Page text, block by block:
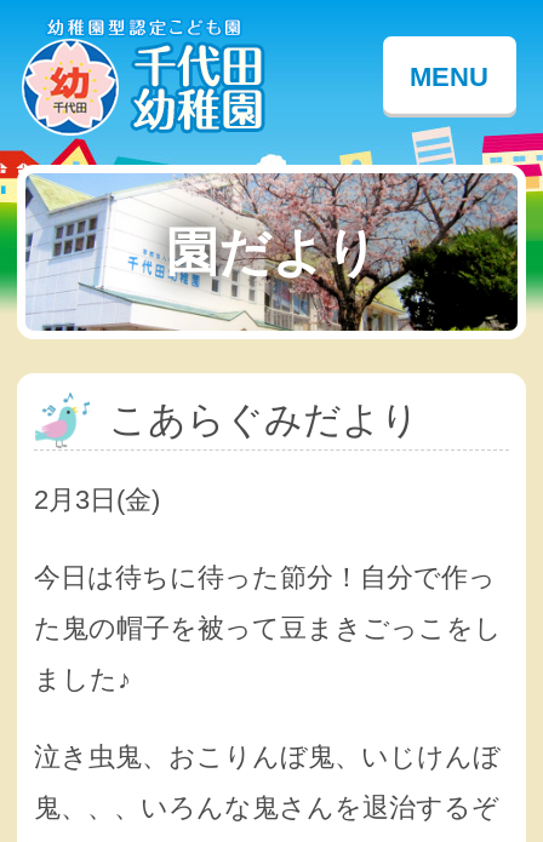
MENU
園だより
こあらぐみだより
2月3日(金)
今日は待ちに待った節分！自分で作っ
た鬼の帽子を被って豆まきごっこをし
ました♪
泣き虫鬼、おこりんぼ鬼、いじけんぼ
鬼、、、いろんな鬼さんを退治するぞ